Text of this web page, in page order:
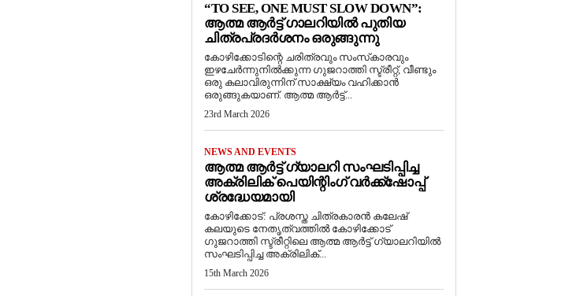
“TO SEE, ONE MUST SLOW DOWN”:
ആത്മ ആർട്ട് ഗാലറിയിൽ പുതിയ
ചിത്രപ്രദർശനം ഒരുങ്ങുന്നു
കോഴിക്കോടിന്റെ ചരിത്രവും സംസ്‌കാരവും
ഇഴചേർന്നുനിൽക്കുന്ന ഗുജറാത്തി സ്ട്രീറ്റ്, വീണ്ടും
ഒരു കലാവിരുന്നിന് സാക്ഷ്യം വഹിക്കാൻ
ഒരുങ്ങുകയാണ്. ആത്മ ആർട്ട്...
23rd March 2026
NEWS AND EVENTS
ആത്മ ആർട്ട് ഗ്യാലറി സംഘടിപ്പിച്ച
അക്രിലിക് പെയിന്റിംഗ് വർക്ക്‌ഷോപ്പ്
ശ്രദ്ധേയമായി
കോഴിക്കോട്: പ്രശസ്ത ചിത്രകാരൻ കലേഷ്
കലയുടെ നേതൃത്വത്തിൽ കോഴിക്കോട്
ഗുജറാത്തി സ്ട്രീറ്റിലെ ആത്മ ആർട്ട് ഗ്യാലറിയിൽ
സംഘടിപ്പിച്ച അക്രിലിക്...
15th March 2026